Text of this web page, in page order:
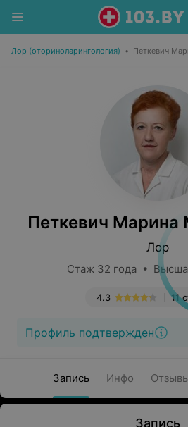
Лор (оториноларингология) • Петкевич
Петкевич Марина
Лор
Стаж 32 года •
11
4.3
Профиль подтвержден
Запись Инфо
Запись